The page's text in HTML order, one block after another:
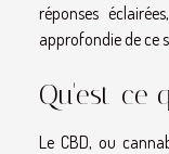
réponses
approfondie de ce
Qu'est-ce
Le CBD, ou